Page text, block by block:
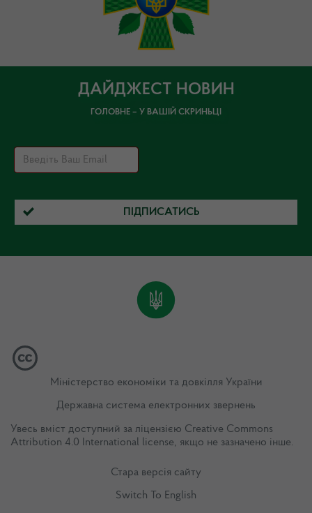
ДАЙДЖЕСТ НОВИН
ГОЛОВНЕ – У ВАШІЙ СКРИНЬЦІ
ПІДПИСАТИСЬ
Міністерство економіки та довкілля України
Державна система електронних звернень
Увесь вміст доступний за ліцензією Creative Commons
Attribution 4.0 International license, якщо не зазначено інше.
Стара версія сайту
Switch To English